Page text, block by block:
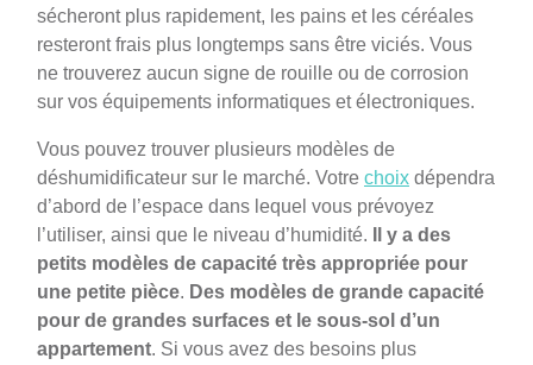
sécheront plus rapidement, les pains et les céréales
resteront frais plus longtemps sans être viciés. Vous
ne trouverez aucun signe de rouille ou de corrosion
sur vos équipements informatiques et électroniques.
Vous pouvez trouver plusieurs modèles de
déshumidificateur sur le marché. Votre choix dépendra
d’abord de l’espace dans lequel vous prévoyez
l’utiliser, ainsi que le niveau d’humidité.
Il y a des
petits modèles de capacité très appropriée pour
une petite pièce. Des modèles de grande capacité
pour de grandes surfaces et le sous-sol d’un
appartement. Si vous avez des besoins plus